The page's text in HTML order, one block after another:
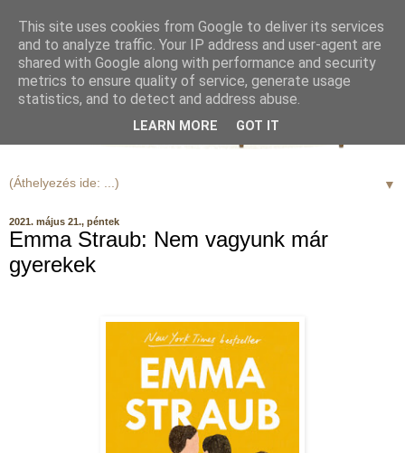
▼
2021. május 21., péntek
Emma Straub: Nem vagyunk már
gyerekek
This site uses cookies from Google to deliver its services
and to analyze traffic. Your IP address and user-agent are
shared with Google along with performance and security
metrics to ensure quality of service, generate usage
statistics, and to detect and address abuse.
LEARN MORE GOT IT